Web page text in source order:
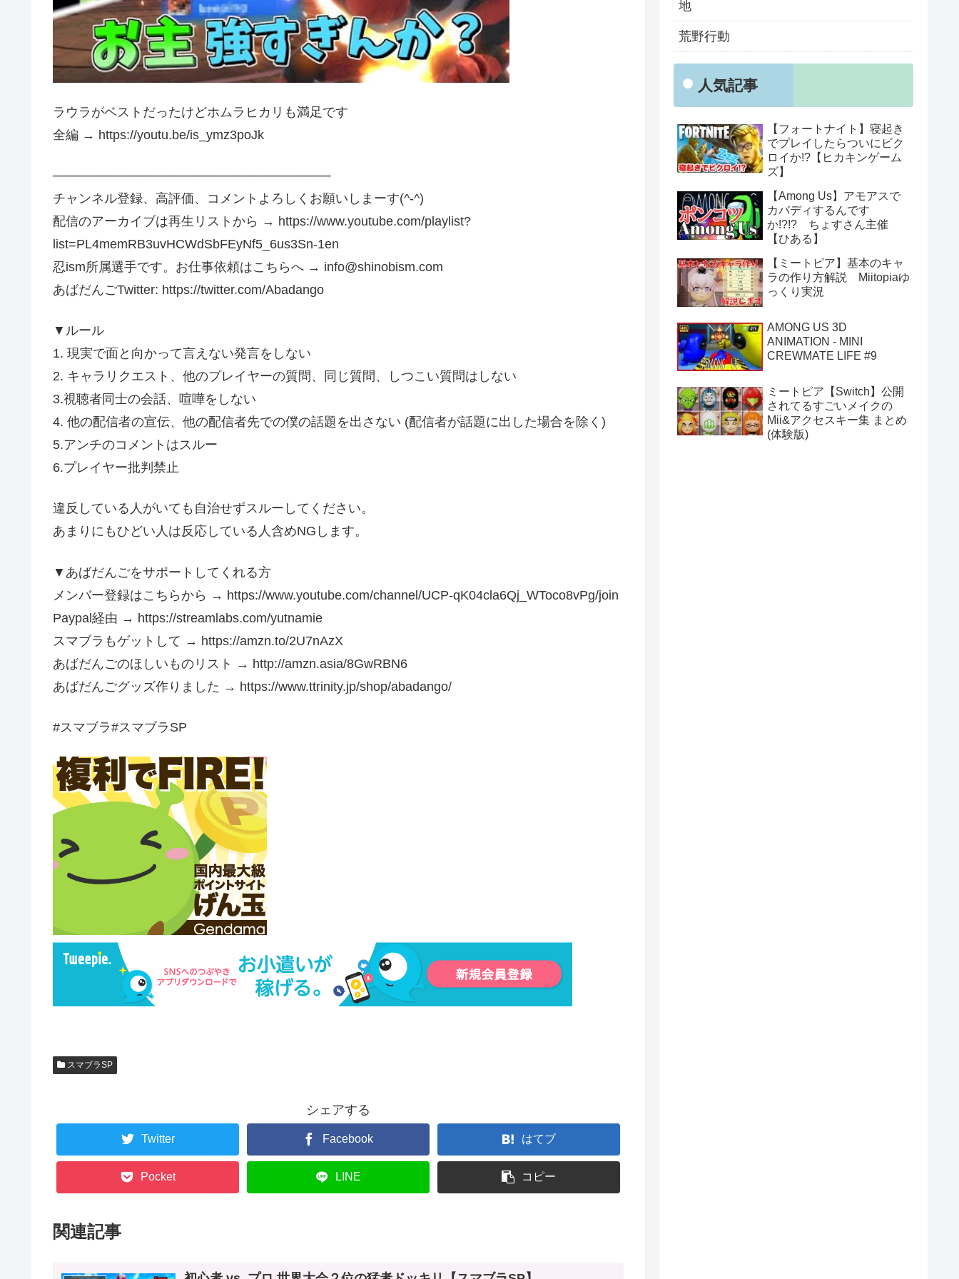
ラウラがベストだったけどホムラヒカリも満足です
全編 → https://youtu.be/is_ymz3poJk
──────────────────────────────
チャンネル登録、高評価、コメントよろしくお願いしまーす(^-^)
配信のアーカイブは再生リストから → https://www.youtube.com/playlist?
list=PL4memRB3uvHCWdSbFEyNf5_6us3Sn-1en
忍ism所属選手です。お仕事依頼はこちらへ → info@shinobism.com
あばだんごTwitter: https://twitter.com/Abadango
▼ルール
1. 現実で面と向かって言えない発言をしない
2. キャラリクエスト、他のプレイヤーの質問、同じ質問、しつこい質問はしない
3.視聴者同士の会話、喧嘩をしない
4. 他の配信者の宣伝、他の配信者先での僕の話題を出さない (配信者が話題に出した場合を除く)
5.アンチのコメントはスルー
6.プレイヤー批判禁止
違反している人がいても自治せずスルーしてください。
あまりにもひどい人は反応している人含めNGします。
▼あばだんごをサポートしてくれる方
メンバー登録はこちらから → https://www.youtube.com/channel/UCP-qK04cla6Qj_WToco8vPg/join
Paypal経由 → https://streamlabs.com/yutnamie
スマブラもゲットして → https://amzn.to/2U7nAzX
あばだんごのほしいものリスト → http://amzn.asia/8GwRBN6
あばだんごグッズ作りました → https://www.ttrinity.jp/shop/abadango/
#スマブラ#スマブラSP
スマブラSP
シェアする
Twitter Facebook はてブ
Pocket LINE コピー
関連記事
地
荒野行動
人気記事
【フォートナイト】寝起き
でプレイしたらついにビク
ロイか!?【ヒカキンゲーム
ズ】
【Among Us】アモアスで
カバディするんです
か!?!? ちょすさん主催
【ひある】
【ミートピア】基本のキャ
ラの作り方解説 Miitopiaゆ
っくり実況
AMONG US 3D
ANIMATION - MINI
CREWMATE LIFE #9
ミートピア【Switch】公開
されてるすごいメイクの
Mii&アクセスキー集 まとめ
(体験版)